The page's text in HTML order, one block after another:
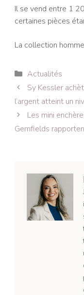
Il se vend entre 1
certaines pièces
La collection
Catégories
Actualités
Navigation
des
articles
Sy Kessler
l’argent atteint un
Les mini
Gemfields